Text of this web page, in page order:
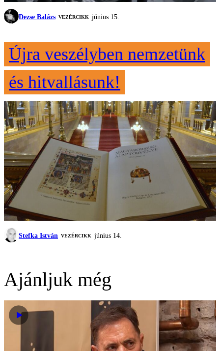
Dezse Balázs VEZÉRCIKK június 15.
Újra veszélyben nemzetünk
és hitvallásunk!
Stefka István VEZÉRCIKK június 14.
Ajánljuk még